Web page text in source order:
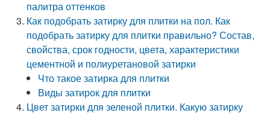
палитра оттенков
Как подобрать затирку для плитки на пол. Как
подобрать затирку для плитки правильно? Состав,
свойства, срок годности, цвета, характеристики
цементной и полиуретановой затирки
Что такое затирка для плитки
Виды затирок для плитки
Цвет затирки для зеленой плитки. Какую затирку